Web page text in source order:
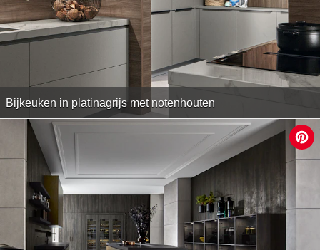
Bijkeuken in platinagrijs met notenhouten